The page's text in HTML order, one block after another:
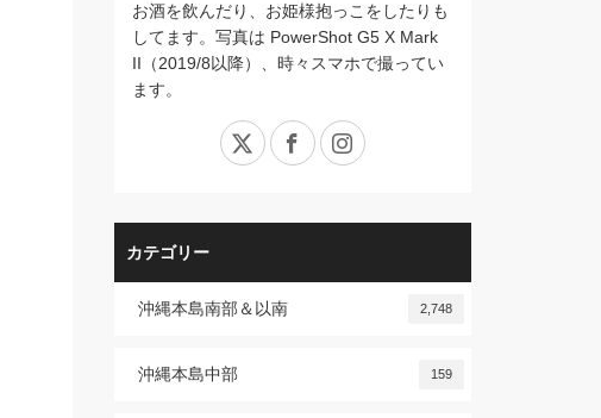
お酒を飲んだり、お姫様抱っこをしたりも
してます。写真は PowerShot G5 X Mark
II（2019/8以降）、時々スマホで撮ってい
ます。
X FacebookInstagram
カテゴリー
沖縄本島南部＆以南 2,748
沖縄本島中部 159